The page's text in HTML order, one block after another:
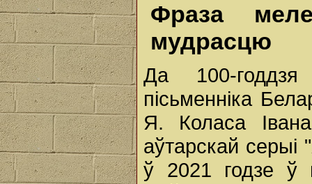
Фраза
мудрасцю
Да 100-
пісьменніка
Я. Коласа
аўтарскай
ў 2021 годзе ў